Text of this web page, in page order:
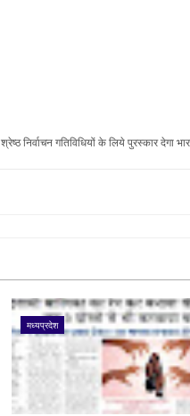
श्रेष्ठ निर्वाचन गतिविधियों के लिये पुरस्कार देगा
मध्यप्रदेश